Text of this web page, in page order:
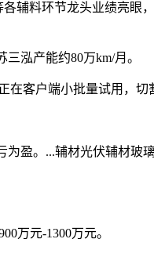
料环节龙头业绩亮眼，
泓产能约80万km/月。
客户端小批量试用，切
盈。...辅材光伏辅材玻
万元-1300万元。